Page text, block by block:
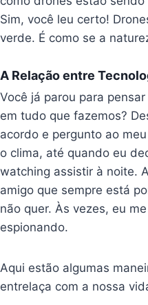
Sim, você leu certo!
verde. É como se a
A Relação entre
Você já parou para
em tudo que fazemos?
acordo e pergunto ao
o clima, até quando eu
watching assistir à noite.
amigo que sempre está
não quer. Às vezes, eu
espionando.
Aqui estão algumas
entrelaça com a nossa